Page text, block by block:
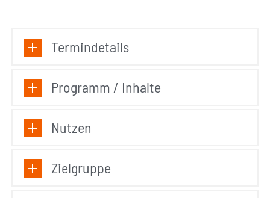
Termindetails
Programm / Inhalte
Nutzen
Zielgruppe